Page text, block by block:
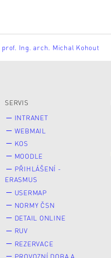
prof. Ing. arch. Michal Kohout
SERVIS
INTRANET
WEBMAIL
KOS
MOODLE
PŘIHLÁŠENÍ -
ERASMUS
USERMAP
NORMY ČSN
DETAIL ONLINE
RUV
REZERVACE
PROVOZNÍ DOBA A